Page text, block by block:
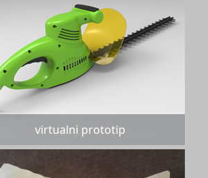
virtualni prototip